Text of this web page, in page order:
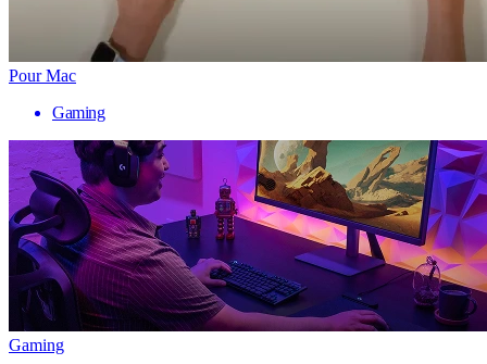
Pour Mac
Gaming
Gaming